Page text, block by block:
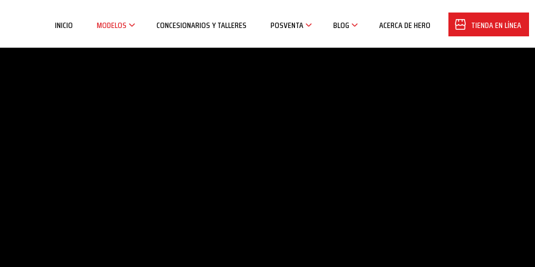
INICIO MODELOS CONCESIONARIOS Y TALLERES POSVENTA BLOG ACERCA DE HERO TIENDA EN LÍNEA